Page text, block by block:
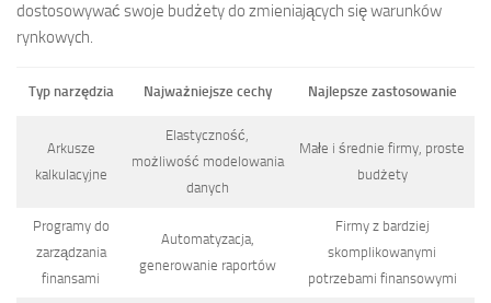
dostosowywać swoje budżety do zmieniających się warunków
rynkowych.
Typ narzędzia Najważniejsze cechy Najlepsze zastosowanie
Arkusze
kalkulacyjne
Elastyczność,
możliwość modelowania
danych
Małe i średnie firmy, proste
budżety
Programy do
zarządzania
finansami
Automatyzacja,
generowanie raportów
Firmy z bardziej
skomplikowanymi
potrzebami finansowymi